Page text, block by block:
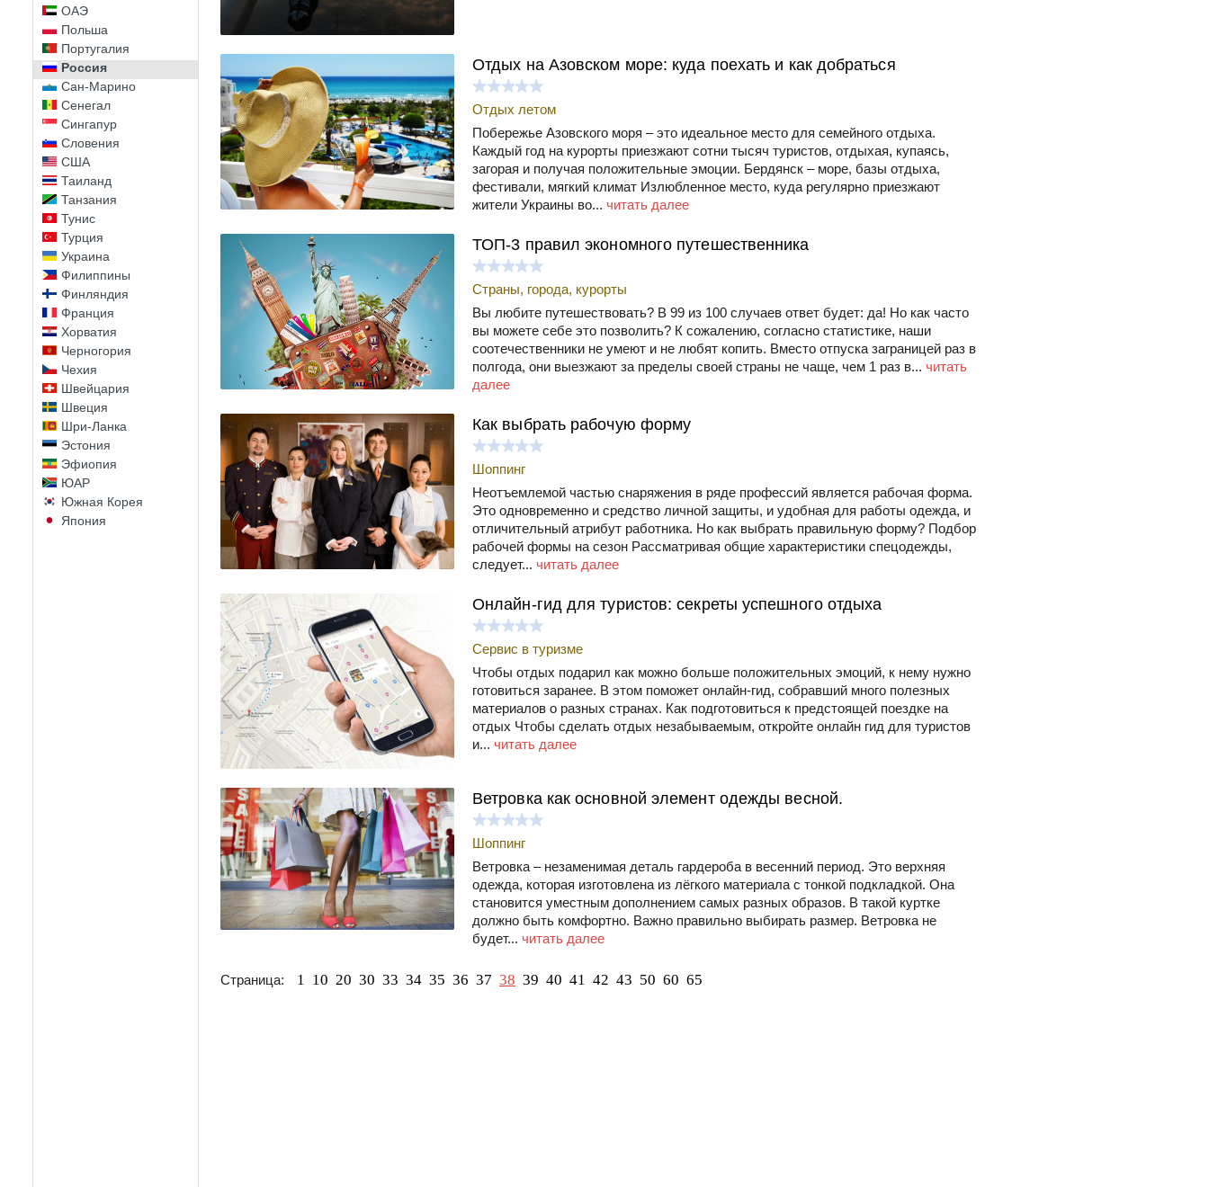
ОАЭ
Польша
Португалия
Россия
Сан-Марино
Сенегал
Сингапур
Словения
США
Таиланд
Танзания
Тунис
Турция
Украина
Филиппины
Финляндия
Франция
Хорватия
Черногория
Чехия
Швейцария
Швеция
Шри-Ланка
Эстония
Эфиопия
ЮАР
Южная Корея
Япония
Отдых на Азовском море: куда поехать и как добраться
Отдых летом
Побережье Азовского моря – это идеальное место для семейного отдыха.
Каждый год на курорты приезжают сотни тысяч туристов, отдыхая, купаясь,
загорая и получая положительные эмоции. Бердянск – море, базы отдыха,
фестивали, мягкий климат Излюбленное место, куда регулярно приезжают
жители Украины во... читать далее
ТОП-3 правил экономного путешественника
Страны, города, курорты
Вы любите путешествовать? В 99 из 100 случаев ответ будет: да! Но как часто
вы можете себе это позволить? К сожалению, согласно статистике, наши
соотечественники не умеют и не любят копить. Вместо отпуска заграницей раз в
полгода, они выезжают за пределы своей страны не чаще, чем 1 раз в... читать
далее
Как выбрать рабочую форму
Шоппинг
Неотъемлемой частью снаряжения в ряде профессий является рабочая форма.
Это одновременно и средство личной защиты, и удобная для работы одежда, и
отличительный атрибут работника. Но как выбрать правильную форму? Подбор
рабочей формы на сезон Рассматривая общие характеристики спецодежды,
следует... читать далее
Онлайн-гид для туристов: секреты успешного отдыха
Сервис в туризме
Чтобы отдых подарил как можно больше положительных эмоций, к нему нужно
готовиться заранее. В этом поможет онлайн-гид, собравший много полезных
материалов о разных странах. Как подготовиться к предстоящей поездке на
отдых Чтобы сделать отдых незабываемым, откройте онлайн гид для туристов
и... читать далее
Ветровка как основной элемент одежды весной.
Шоппинг
Ветровка – незаменимая деталь гардероба в весенний период. Это верхняя
одежда, которая изготовлена из лёгкого материала с тонкой подкладкой. Она
становится уместным дополнением самых разных образов. В такой куртке
должно быть комфортно. Важно правильно выбирать размер. Ветровка не
будет... читать далее
Страница: 1 10 20 30 33 34 35 36 37 38 39 40 41 42 43 50 60 65